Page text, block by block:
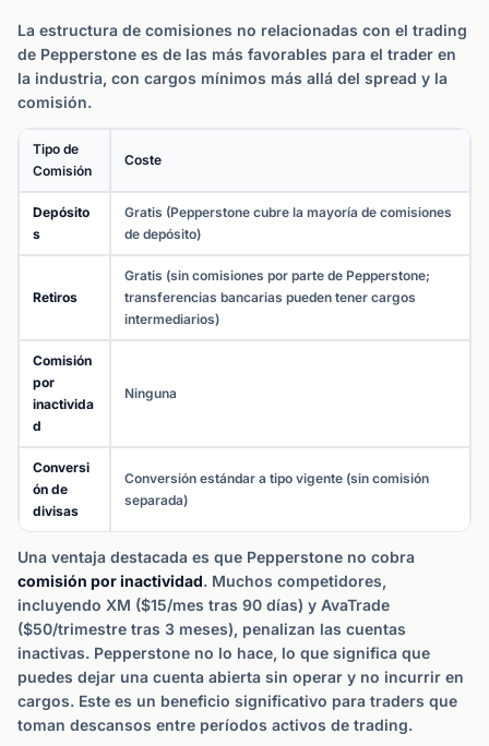
La estructura de comisiones no relacionadas con el trading
de Pepperstone es de las más favorables para el trader en
la industria, con cargos mínimos más allá del spread y la
comisión.
Tipo de
Comisión
Coste
Depósito
s
Gratis (Pepperstone cubre la mayoría de comisiones
de depósito)
Retiros
Gratis (sin comisiones por parte de Pepperstone;
transferencias bancarias pueden tener cargos
intermediarios)
Comisión
por
inactivida
d
Ninguna
Conversi
ón de
divisas
Conversión estándar a tipo vigente (sin comisión
separada)
Una ventaja destacada es que Pepperstone no cobra
comisión por inactividad. Muchos competidores,
incluyendo XM ($15/mes tras 90 días) y AvaTrade
($50/trimestre tras 3 meses), penalizan las cuentas
inactivas. Pepperstone no lo hace, lo que significa que
puedes dejar una cuenta abierta sin operar y no incurrir en
cargos. Este es un beneficio significativo para traders que
toman descansos entre períodos activos de trading.